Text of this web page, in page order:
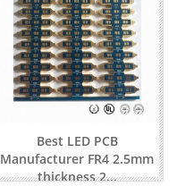
Best LED PCB
Manufacturer FR4 2.5mm
thickness 2...